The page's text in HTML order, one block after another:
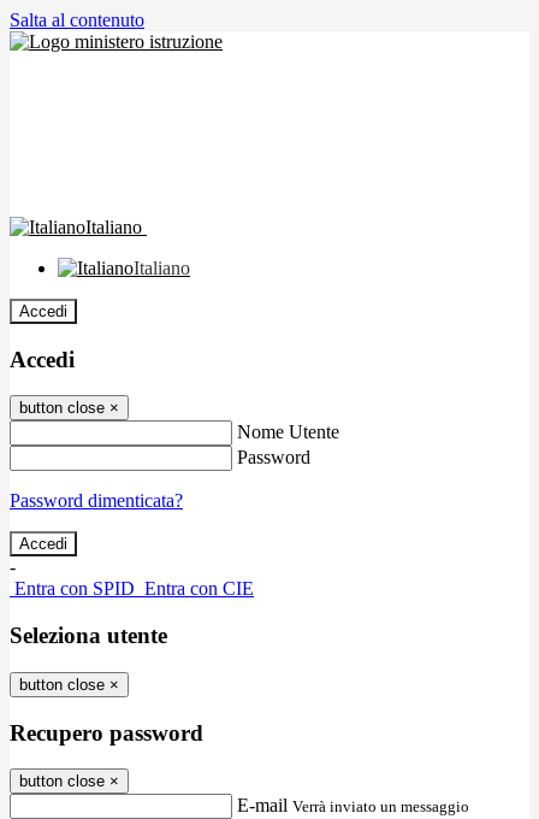
Salta al contenuto
Italiano
Italiano
Accedi
Accedi
button close ×
Nome Utente
Password
Password dimenticata?
-
Entra con SPID Entra con CIE
Seleziona utente
button close ×
Recupero password
button close ×
E-mail Verrà inviato un messaggio